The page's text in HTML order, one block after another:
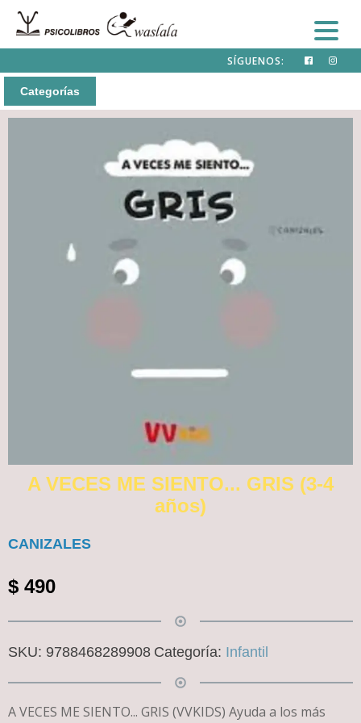
SÍGUENOS:
Categorías
A VECES ME SIENTO... GRIS (3-4
años)
CANIZALES
$ 490
SKU: 9788468289908 Categoría: Infantil
A VECES ME SIENTO... GRIS (VVKIDS) Ayuda a los más